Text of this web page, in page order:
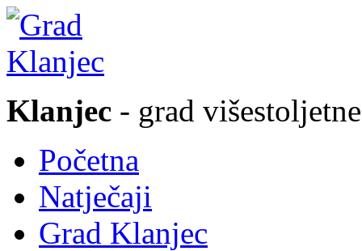
Klanjec - grad
Početna
Natječaji
Grad Klanjec